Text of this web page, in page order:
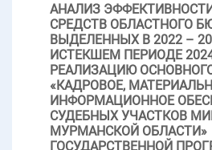
АНАЛИЗ
СРЕДСТВ ОБЛАСТНОГО
ВЫДЕЛЕННЫХ В 2022 –
ИСТЕКШЕМ ПЕРИОДЕ
РЕАЛИЗАЦИЮ
«КАДРОВОЕ,
ИНФОРМАЦИОННОЕ
СУДЕБНЫХ УЧАСТКОВ
МУРМАНСКОЙ ОБЛАСТИ»
ГОСУДАРСТВЕННОЙ